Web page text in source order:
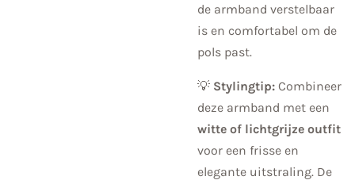
de armband verstelbaar
is en comfortabel om de
pols past.
💡 Stylingtip: Combineer
deze armband met een
witte of lichtgrijze outfit
voor een frisse en
elegante uitstraling. De